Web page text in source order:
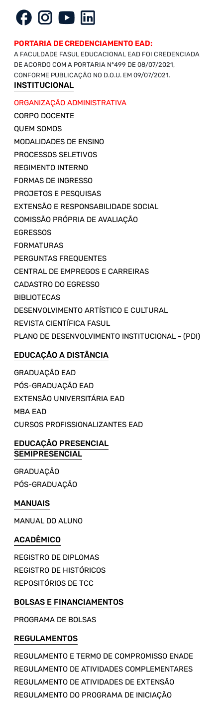
PORTARIA DE CREDENCIAMENTO EAD:
A FACULDADE FASUL EDUCACIONAL EAD FOI CREDENCIADA
DE ACORDO COM A PORTARIA Nº499 DE 08/07/2021,
CONFORME PUBLICAÇÃO NO D.O.U. EM 09/07/2021.
INSTITUCIONAL
ORGANIZAÇÃO ADMINISTRATIVA
CORPO DOCENTE
QUEM SOMOS
MODALIDADES DE ENSINO
PROCESSOS SELETIVOS
REGIMENTO INTERNO
FORMAS DE INGRESSO
PROJETOS E PESQUISAS
EXTENSÃO E RESPONSABILIDADE SOCIAL
COMISSÃO PRÓPRIA DE AVALIAÇÃO
EGRESSOS
FORMATURAS
PERGUNTAS FREQUENTES
CENTRAL DE EMPREGOS E CARREIRAS
CADASTRO DO EGRESSO
BIBLIOTECAS
DESENVOLVIMENTO ARTÍSTICO E CULTURAL
REVISTA CIENTÍFICA FASUL
PLANO DE DESENVOLVIMENTO INSTITUCIONAL - (PDI)
EDUCAÇÃO A DISTÂNCIA
GRADUAÇÃO EAD
PÓS-GRADUAÇÃO EAD
EXTENSÃO UNIVERSITÁRIA EAD
MBA EAD
CURSOS PROFISSIONALIZANTES EAD
EDUCAÇÃO PRESENCIAL
SEMIPRESENCIAL
GRADUAÇÃO
PÓS-GRADUAÇÃO
MANUAIS
MANUAL DO ALUNO
ACADÊMICO
REGISTRO DE DIPLOMAS
REGISTRO DE HISTÓRICOS
REPOSITÓRIOS DE TCC
BOLSAS E FINANCIAMENTOS
PROGRAMA DE BOLSAS
REGULAMENTOS
REGULAMENTO E TERMO DE COMPROMISSO ENADE
REGULAMENTO DE ATIVIDADES COMPLEMENTARES
REGULAMENTO DE ATIVIDADES DE EXTENSÃO
REGULAMENTO DO PROGRAMA DE INICIAÇÃO